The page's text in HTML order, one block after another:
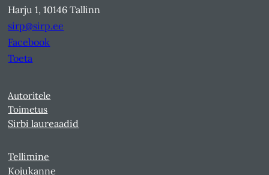
Harju 1, 10146 Tallinn
sirp@sirp.ee
Facebook
Toeta
Autoritele
Toimetus
Sirbi laureaadid
Tellimine
Kojukanne